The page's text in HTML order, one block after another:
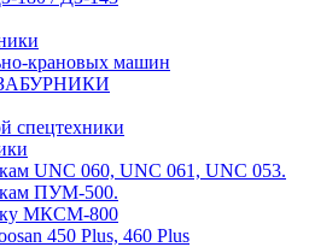
крановых машин
спецтехники
UNC 060, UNC 061, UNC 053.
ПУМ-500.
МКСМ-800
450 Plus, 460 Plus